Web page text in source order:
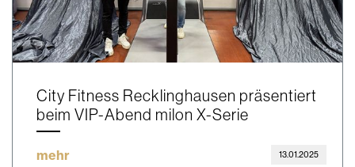
City Fitness Recklinghausen präsentiert
beim VIP-Abend milon X-Serie
mehr 13.01.2025